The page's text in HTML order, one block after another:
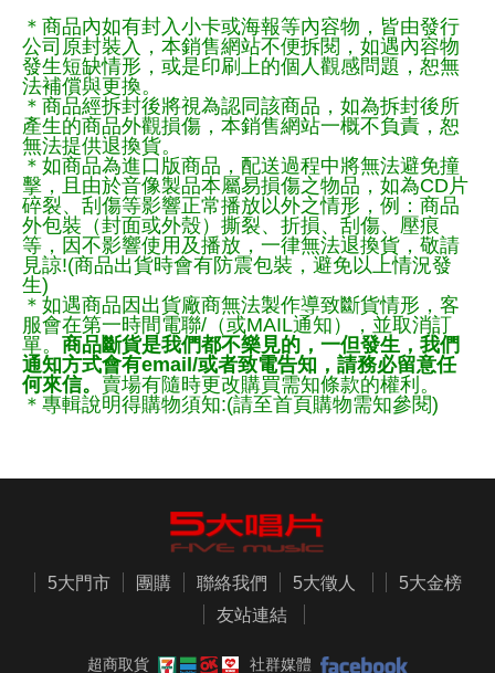
＊商品內如有封入小卡或海報等內容物，皆由發行
公司原封裝入，本銷售網站不便拆閱，如遇內容物
發生短缺情形，或是印刷上的個人觀感問題，恕無
法補償與更換。
＊商品經拆封後將視為認同該商品，如為拆封後所
產生的商品外觀損傷，本銷售網站一概不負責，恕
無法提供退換貨。
＊如商品為進口版商品，配送過程中將無法避免撞
擊，且由於音像製品本屬易損傷之物品，如為CD片
碎裂、刮傷等影響正常播放以外之情形，例：商品
外包裝（封面或外殼）撕裂、折損、刮傷、壓痕
等，因不影響使用及播放，一律無法退換貨，敬請
見諒!(商品出貨時會有防震包裝，避免以上情況發
生)
＊如遇商品因出貨廠商無法製作導致斷貨情形，客
服會在第一時間電聯/（或MAIL通知），並取消訂
單。 商品斷貨是我們都不樂見的，一但發生，我們
通知方式會有email/或者致電告知，請務必留意任
何來信。 賣場有隨時更改購買需知條款的權利。
＊專輯說明得購物須知:(請至首頁購物需知參閱)
5大門市 團購 聯絡我們 5大徵人
5大金榜
友站連結
超商取貨 社群媒體